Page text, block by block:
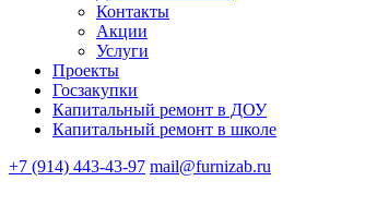
Контакты
Акции
Услуги
Проекты
Госзакупки
Капитальный ремонт в ДОУ
Капитальный ремонт в школе
+7 (914) 443-43-97 mail@furnizab.ru